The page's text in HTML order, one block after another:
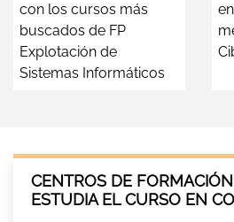
con los cursos más
buscados de FP
Explotación de
Sistemas Informáticos
CENTROS DE
ESTUDIA EL CURSO EN